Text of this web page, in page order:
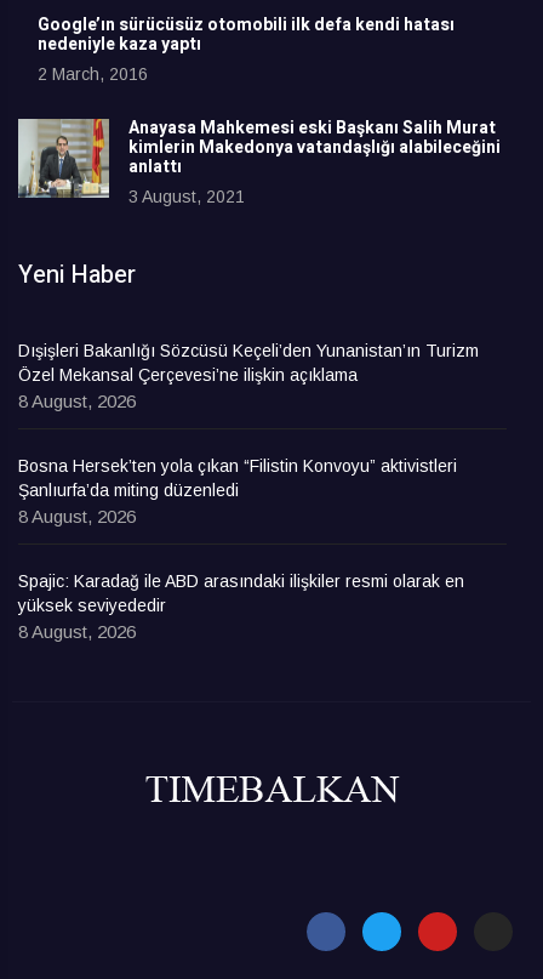
Google’ın sürücüsüz otomobili ilk defa kendi hatası
nedeniyle kaza yaptı
2 March, 2016
Anayasa Mahkemesi eski Başkanı Salih Murat
kimlerin Makedonya vatandaşlığı alabileceğini
anlattı
3 August, 2021
Yeni Haber
Dışişleri Bakanlığı Sözcüsü Keçeli’den Yunanistan’ın Turizm
Özel Mekansal Çerçevesi’ne ilişkin açıklama
8 August, 2026
Bosna Hersek’ten yola çıkan “Filistin Konvoyu” aktivistleri
Şanlıurfa’da miting düzenledi
8 August, 2026
Spajic: Karadağ ile ABD arasındaki ilişkiler resmi olarak en
yüksek seviyededir
8 August, 2026